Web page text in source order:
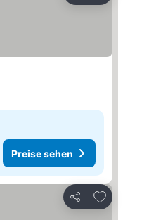
Preise sehen
Teilen
Zu